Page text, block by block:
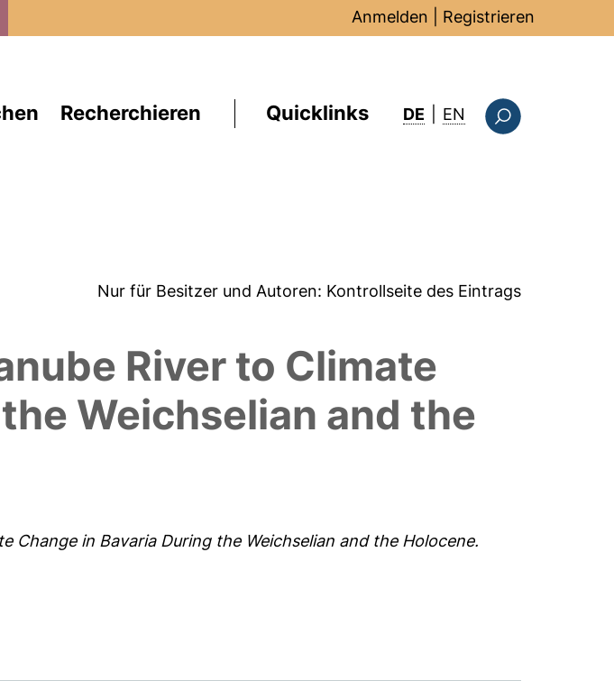
Anmelden Registrieren
Recherchieren Quicklinks DE EN : this page in
Nur für Besitzer und Autoren: Kontrollseite des Eintrags
River to Climate
Weichselian and the
Change in Bavaria During the Weichselian and the Holocene.